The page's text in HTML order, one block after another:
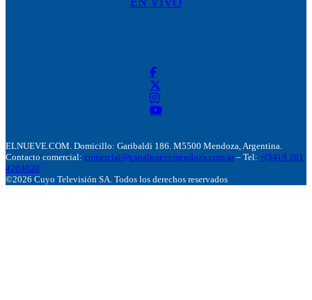
ELNUEVE.COM. Domicillo: Garibaldi 186. M5500 Mendoza, Argentina.
Contacto comercial: comercial@canalnuevemendoza.com.ar – Tel: +(54) 9 261
4204020
©2026 Cuyo Televisión SA. Todos los derechos reservados